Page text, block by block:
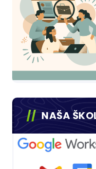
NAŠA